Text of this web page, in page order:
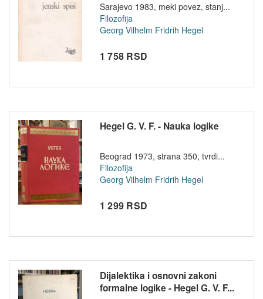
Sarajevo 1983, meki povez, stanj...
Filozofija
Georg Vilhelm Fridrih Hegel
1 758 RSD
Hegel G. V. F. - Nauka logike
Beograd 1973, strana 350, tvrdi...
Filozofija
Georg Vilhelm Fridrih Hegel
1 299 RSD
Dijalektika i osnovni zakoni
formalne logike - Hegel G. V. F...